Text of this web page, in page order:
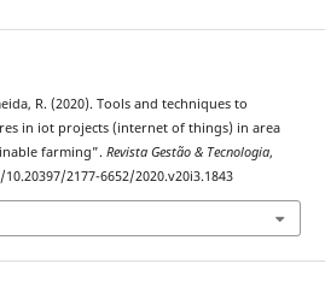
R. (2020). Tools and techniques to
in iot projects (internet of things) in area
farming”. Revista Gestão & Tecnologia,
2177-6652/2020.v20i3.1843